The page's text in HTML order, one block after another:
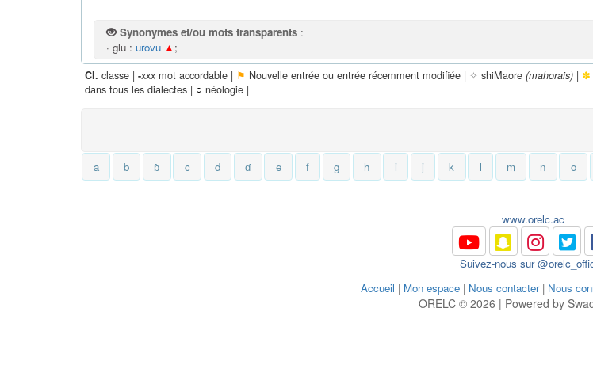
Synonymes et/ou mots transparents :
· glu : urovu ▲ ;
Cl. classe | -xxx mot accordable | ⚑ Nouvelle entrée ou entrée récemment modifiée | ✧ shiMaore (mahorais) | ✽
dans tous les dialectes | ○ néologie |
a b ɓ c d ɗ e f g h i j k l m n o
www.orelc.ac
Suivez-nous sur
Accueil | Mon espace | Nous contacter| Nous
ORELC © 2026 | Powered by